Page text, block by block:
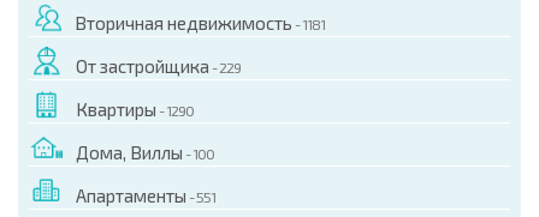
Вторичная недвижимость - 1181
От застройщика - 229
Квартиры - 1290
Дома, Виллы - 100
Апартаменты - 551